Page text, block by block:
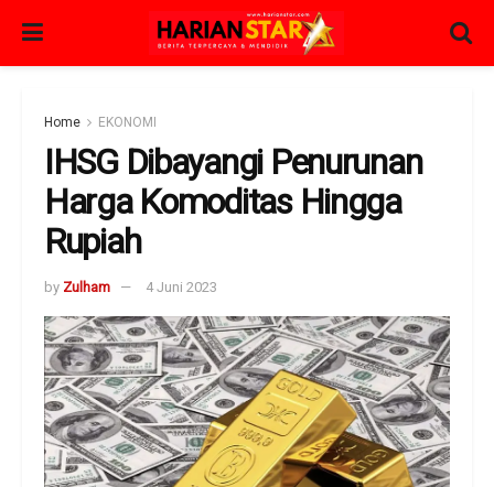
Home EKONOMI
IHSG Dibayangi Penurunan
Harga Komoditas Hingga
Rupiah
by Zulham 4 Juni 2023